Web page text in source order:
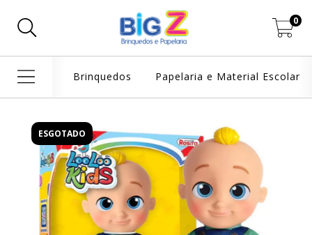
0
Brinquedos Papelaria e Material Escolar
ESGOTADO